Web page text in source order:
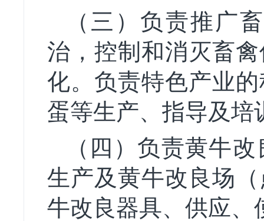
（三）负责推广
治，控制和消灭畜
化。负责特色产业
蛋等生产、指导及培
（四）负责黄牛
生产及黄牛改良场
牛改良器具、供应、